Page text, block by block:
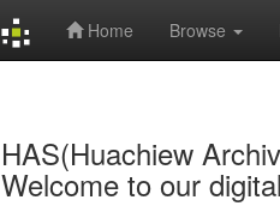
Home Browse
HAS(Huachiew
Welcome to our